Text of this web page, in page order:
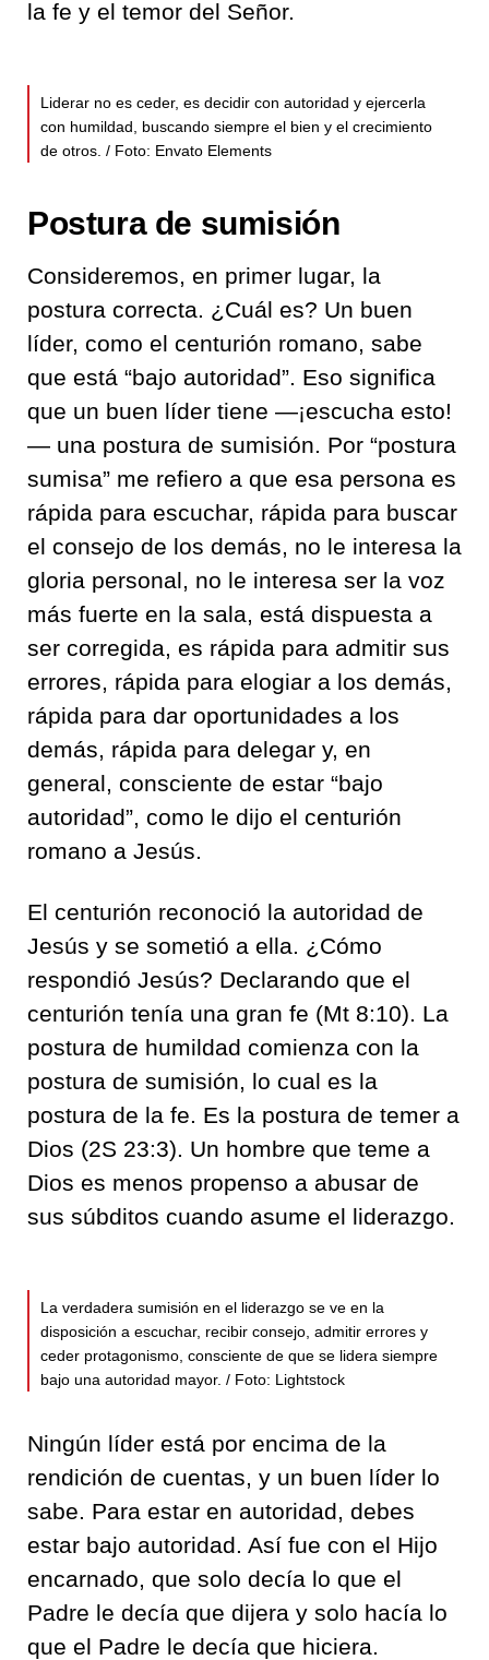
la fe y el temor del Señor.
Liderar no es ceder, es decidir con autoridad y ejercerla
con humildad, buscando siempre el bien y el crecimiento
de otros. / Foto: Envato Elements
Postura de sumisión
Consideremos, en primer lugar, la
postura correcta. ¿Cuál es? Un buen
líder, como el centurión romano, sabe
que está “bajo autoridad”. Eso significa
que un buen líder tiene —¡escucha esto!
— una postura de sumisión. Por “postura
sumisa” me refiero a que esa persona es
rápida para escuchar, rápida para buscar
el consejo de los demás, no le interesa la
gloria personal, no le interesa ser la voz
más fuerte en la sala, está dispuesta a
ser corregida, es rápida para admitir sus
errores, rápida para elogiar a los demás,
rápida para dar oportunidades a los
demás, rápida para delegar y, en
general, consciente de estar “bajo
autoridad”, como le dijo el centurión
romano a Jesús.
El centurión reconoció la autoridad de
Jesús y se sometió a ella. ¿Cómo
respondió Jesús? Declarando que el
centurión tenía una gran fe (Mt 8:10). La
postura de humildad comienza con la
postura de sumisión, lo cual es la
postura de la fe. Es la postura de temer a
Dios (2S 23:3). Un hombre que teme a
Dios es menos propenso a abusar de
sus súbditos cuando asume el liderazgo.
La verdadera sumisión en el liderazgo se ve en la
disposición a escuchar, recibir consejo, admitir errores y
ceder protagonismo, consciente de que se lidera siempre
bajo una autoridad mayor. / Foto: Lightstock
Ningún líder está por encima de la
rendición de cuentas, y un buen líder lo
sabe. Para estar en autoridad, debes
estar bajo autoridad. Así fue con el Hijo
encarnado, que solo decía lo que el
Padre le decía que dijera y solo hacía lo
que el Padre le decía que hiciera.